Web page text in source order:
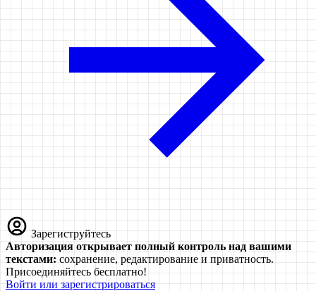
Зарегиструйтесь
Авторизация открывает полный контроль над вашими
текстами: сохранение, редактирование и приватность.
Присоединяйтесь бесплатно!
Войти или зарегистрироваться